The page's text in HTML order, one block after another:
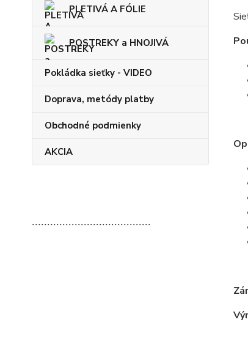
PLETIVÁ A FÓLIE
POSTREKY a HNOJIVÁ
Pokládka sieťky - VIDEO
Doprava, metódy platby
Obchodné podmienky
AKCIA
.......................................